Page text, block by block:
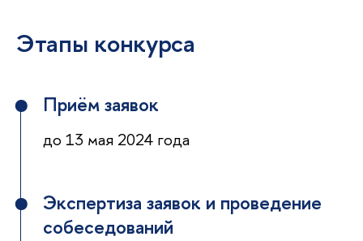
Этапы конкурса
Приём заявок
до 13 мая 2024 года
Экспертиза заявок и проведение
собеседований